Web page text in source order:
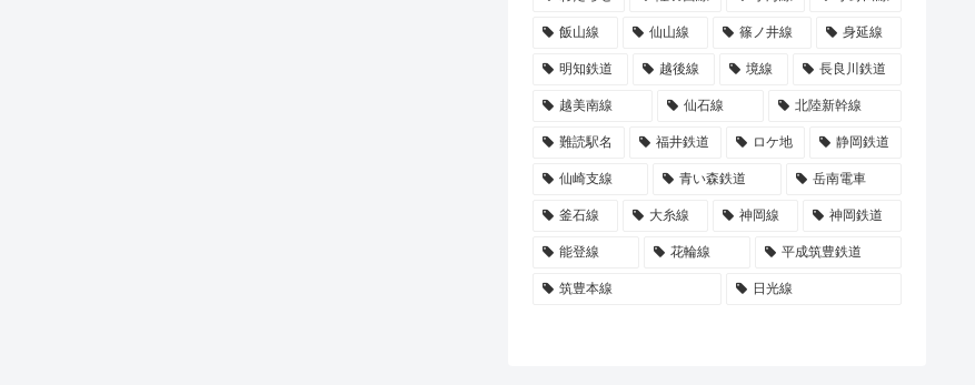
飯山線 仙山線 篠ノ井線 身延線
明知鉄道 越後線 境線 長良川鉄道
越美南線 仙石線 北陸新幹線
難読駅名 福井鉄道 ロケ地 静岡鉄道
仙崎支線 青い森鉄道 岳南電車
釜石線 大糸線 神岡線 神岡鉄道
能登線 花輪線 平成筑豊鉄道
筑豊本線 日光線